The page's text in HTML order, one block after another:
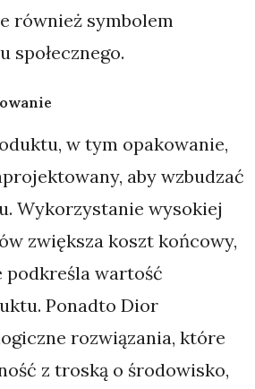
również symbolem
społecznego.
w tym opakowanie,
aby wzbudzać
Wykorzystanie wysokiej
zwiększa koszt końcowy,
podkreśla wartość
Ponadto Dior
rozwiązania, które
z troską o środowisko,